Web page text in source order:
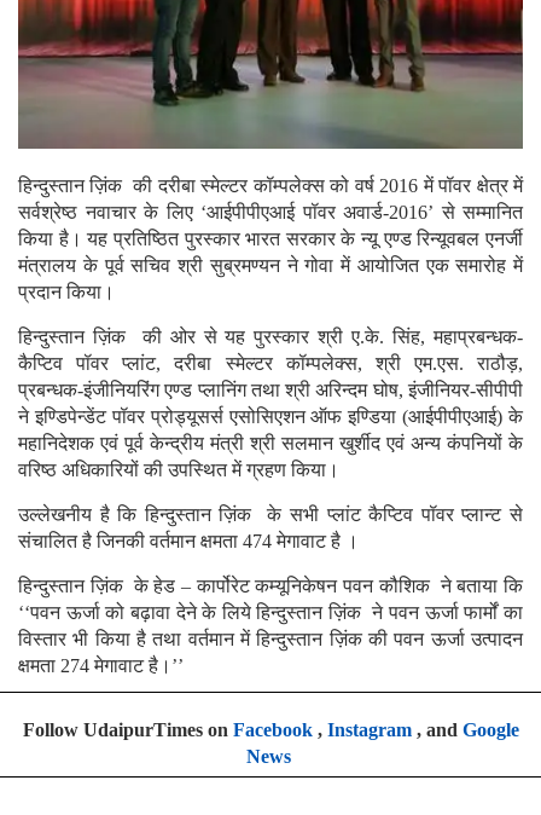
हिन्दुस्तान ज़िंक की दरीबा स्मेल्टर कॉम्पलेक्स को वर्ष 2016 में पॉवर क्षेत्र में
सर्वश्रेष्ठ नवाचार के लिए ‘आईपीपीएआई पॉवर अवार्ड-2016’ से सम्मानित
किया है। यह प्रतिष्ठित पुरस्कार भारत सरकार के न्यू एण्ड रिन्यूवबल एनर्जी
मंत्रालय के पूर्व सचिव श्री सुब्रमण्यन ने गोवा में आयोजित एक समारोह में
प्रदान किया।
हिन्दुस्तान ज़िंक की ओर से यह पुरस्कार श्री ए.के. सिंह, महाप्रबन्धक-
कैप्टिव पॉवर प्लांट, दरीबा स्मेल्टर कॉम्पलेक्स, श्री एम.एस. राठौड़,
प्रबन्धक-इंजीनियरिंग एण्ड प्लानिंग तथा श्री अरिन्दम घोष, इंजीनियर-सीपीपी
ने इण्डिपेन्डेंट पॉवर प्रोड्यूसर्स एसोसिएशन ऑफ इण्डिया (आईपीपीएआई) के
महानिदेशक एवं पूर्व केन्द्रीय मंत्री श्री सलमान खुर्शीद एवं अन्य कंपनियों के
वरिष्ठ अधिकारियों की उपस्थित में ग्रहण किया।
उल्लेखनीय है कि हिन्दुस्तान ज़िंक के सभी प्लांट कैप्टिव पॉवर प्लान्ट से
संचालित है जिनकी वर्तमान क्षमता 474 मेगावाट है ।
हिन्दुस्तान ज़िंक के हेड – कार्पोरेट कम्यूनिकेषन पवन कौशिक ने बताया कि
‘‘पवन ऊर्जा को बढ़ावा देने के लिये हिन्दुस्तान ज़िंक ने पवन ऊर्जा फार्मों का
विस्तार भी किया है तथा वर्तमान में हिन्दुस्तान ज़िंक की पवन ऊर्जा उत्पादन
क्षमता 274 मेगावाट है।’’
Follow UdaipurTimes on Facebook, Instagram, and Google
News